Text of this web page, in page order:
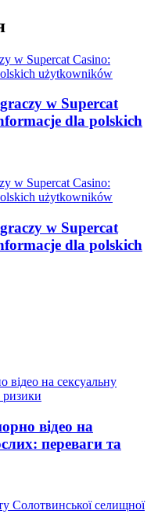
w Supercat
dla polskich
w Supercat
dla polskich
відео на
переваги та